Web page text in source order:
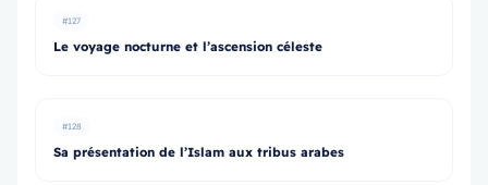
#127
Le voyage nocturne et l’ascension céleste
#128
Sa présentation de l’Islam aux tribus arabes